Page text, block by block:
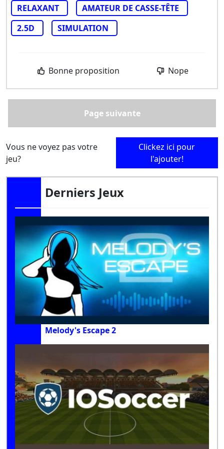
RELAXANT
AMATEUR DE CASSE-TÊTE
2.5D
SIMULATION
Bonne proposition Nope
Page suivante
Vous ne voyez pas votre
jeu?
Clickez ici pour
l'ajouter!
Derniers Jeux
Melody's Escape 2